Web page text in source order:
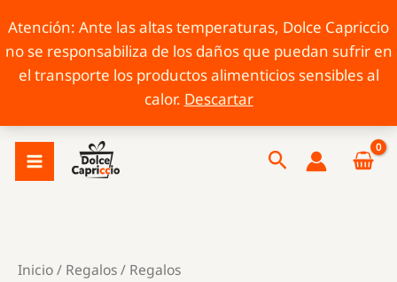
Atención: Ante las altas temperaturas, Dolce Capriccio
no se responsabiliza de los daños que puedan sufrir en
el transporte los productos alimenticios sensibles al
calor. Descartar
contenido
Buscar
Inicio/ Regalos/ Regalos